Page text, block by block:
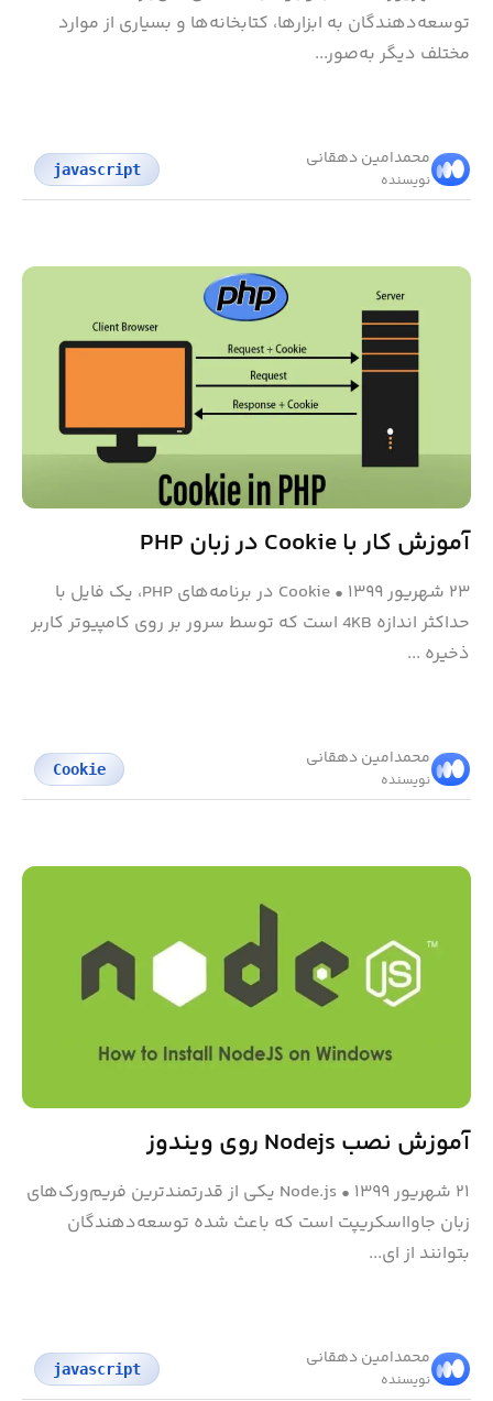
توسعه‌دهندگان به ابزارها، کتابخانه‌ها و بسیاری از موارد
مختلف دیگر به‌صور...
محمد‌امین دهقانی
نویسنده
javascript
آموزش کار با Cookie در زبان PHP
۲۳ شهریور ۱۳۹۹ •
Cookie در برنامه‌های PHP، یک فایل با
حداکثر اندازه 4KB است که توسط سرور بر روی کامپیوتر کاربر
ذخیره ...
محمد‌امین دهقانی
نویسنده
Cookie
آموزش نصب Nodejs روی ویندوز
۲۱ شهریور ۱۳۹۹ •
Node.js یکی از قدرتمندترین فریم‌ورک‌های
زبان جاوااسکریپت است که باعث شده توسعه‌دهندگان
بتوانند از ای...
محمد‌امین دهقانی
نویسنده
javascript